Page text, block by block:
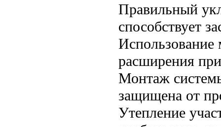
Правильный
способствует
Использование
расширения
Монтаж
защищена от
Утепление